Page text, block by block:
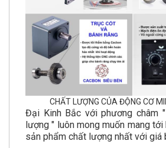
CHẤT LƯỢNG CỦA ĐỘNG CƠ
Đại Kinh Bắc với phương châm
lượng " luôn mong muốn mang
sản phẩm chất lượng nhất với giá